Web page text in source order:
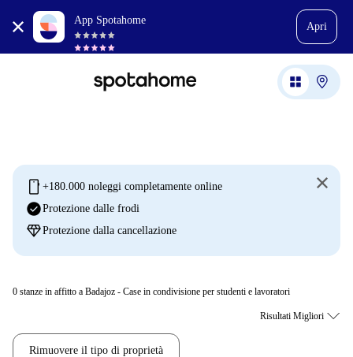
App Spotahome
Apri
mobile +180.000 noleggi completamente online
check_circleProtezione dalle frodi
diamondProtezione dalla cancellazione
0 stanze in affitto a Badajoz - Case in condivisione per studenti e lavoratori
Rimuovere il tipo di proprietà